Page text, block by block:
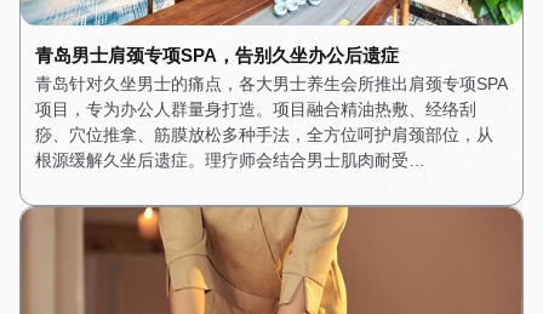
青岛男士肩颈专项SPA，告别久坐办公后遗症
青岛针对久坐男士的痛点，各大男士养生会所推出肩颈专项SPA
项目，专为办公人群量身打造。项目融合精油热敷、经络刮
痧、穴位推拿、筋膜放松多种手法，全方位呵护肩颈部位，从
根源缓解久坐后遗症。理疗师会结合男士肌肉耐受…